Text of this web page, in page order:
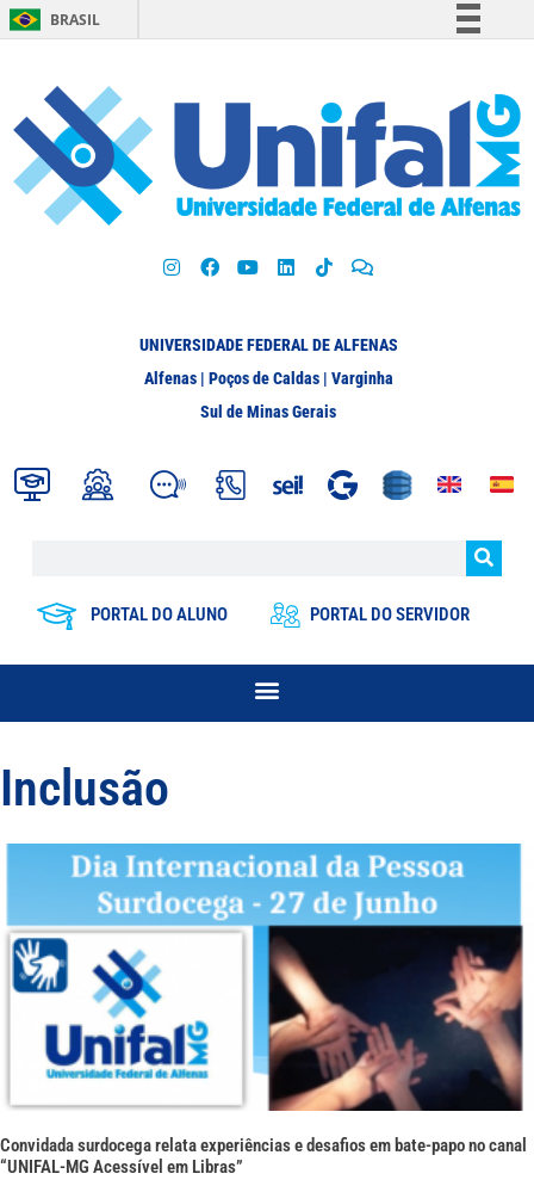
BRASIL
Participe
Acesso à informação
Legislação
UNIVERSIDADE FEDERAL DE ALFENAS
Alfenas | Poços de Caldas | Varginha
Sul de Minas Gerais
PORTAL DO ALUNO PORTAL DO SERVIDOR
Inclusão
Convidada surdocega relata experiências e desafios em bate-papo no canal
“UNIFAL-MG Acessível em Libras”